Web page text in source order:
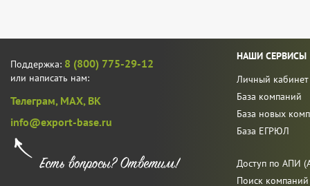
Поддержка: 8 (800) 775-29-12
или написать нам:
Телеграм, MAX, ВК
info@export-base.ru
НАШИ СЕРВИСЫ
Личный кабинет
База компаний
База новых
База ЕГРЮЛ
Доступ по АПИ
Поиск